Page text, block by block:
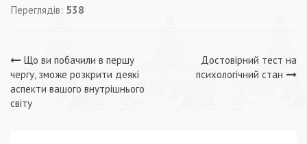
Переглядів: 538
Навігація
записів
Що ви побачили в першу
чергу, зможе розкрити деякі
аспекти вашого внутрішнього
світу
Достовірний тест на
психологічний стан